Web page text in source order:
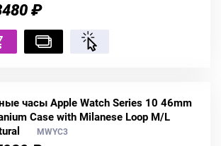
₽
часы Apple Watch Series 10 46mm
Case with Milanese Loop M/L
MWYC3